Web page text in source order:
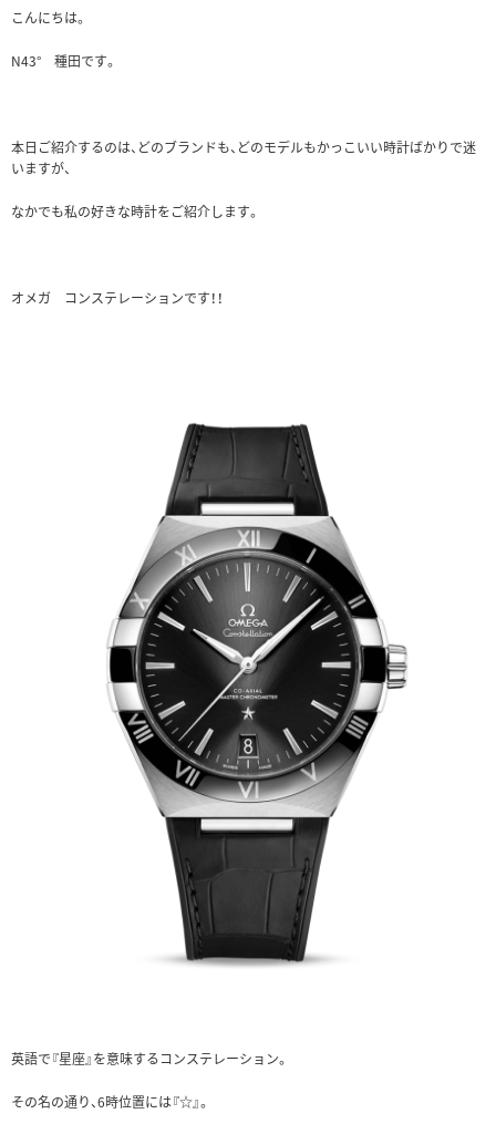
こんにちは。
N43° 種田です。
本日ご紹介するのは、どのブランドも、どのモデルもかっこいい時計ばかりで迷
いますが、
なかでも私の好きな時計をご紹介します。
オメガ コンステレーションです！！
英語で『星座』を意味するコンステレーション。
その名の通り、6時位置には『☆』。